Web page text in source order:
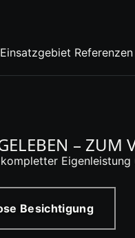
Einsatzgebiet Referenzen
– ZUM
Besichtigung